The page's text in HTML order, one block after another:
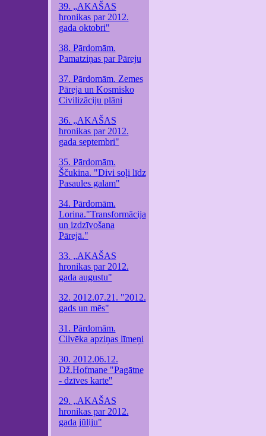
39. „AKAŠAS
hronikas par 2012.
gada oktobri"
38. Pārdomām.
Pamatziņas par Pāreju
37. Pārdomām. Zemes
Pāreja un Kosmisko
Civilizāciju plāni
36. „AKAŠAS
hronikas par 2012.
gada septembri"
35. Pārdomām.
Ščukina. "Divi soļi līdz
Pasaules galam"
34. Pārdomām.
Lorina."Transformācija
un izdzīvošana
Pārejā."
33. „AKAŠAS
hronikas par 2012.
gada augustu"
32. 2012.07.21. "2012.
gads un mēs"
31. Pārdomām.
Cilvēka apziņas līmeņi
30. 2012.06.12.
Dž.Hofmane "Pagātne
- dzīves karte"
29. „AKAŠAS
hronikas par 2012.
gada jūliju"